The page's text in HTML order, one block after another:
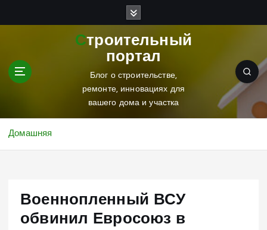
Строительный
портал
Блог о строительстве,
ремонте, инновациях для
вашего дома и участка
Домашняя
Военнопленный ВСУ
обвинил Евросоюз в